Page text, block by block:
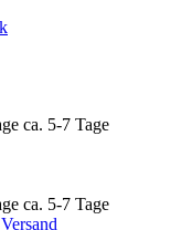
ca. 5-7 Tage
ca. 5-7 Tage
Versand